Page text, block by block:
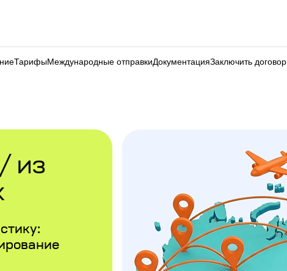
ТарифыМеждународные отправкиДокументацияЗаключить договор
из